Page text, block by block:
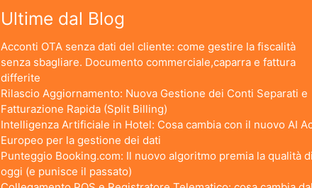
Ultime dal Blog
Acconti OTA senza dati del cliente: come gestire la fiscalità
senza sbagliare. Documento commerciale,caparra e fattura
differite
Rilascio Aggiornamento: Nuova Gestione dei Conti Separati e
Fatturazione Rapida (Split Billing)
Intelligenza Artificiale in Hotel: Cosa cambia con il nuovo AI
Europeo per la gestione dei dati
Punteggio Booking.com: Il nuovo algoritmo premia la qualità di
oggi (e punisce il passato)